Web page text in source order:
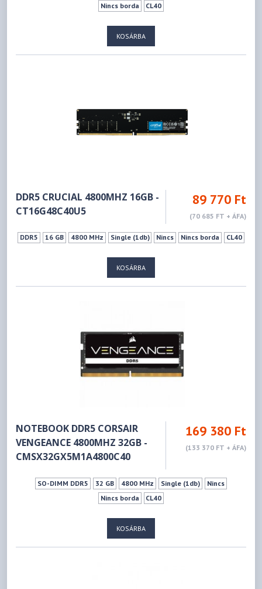
Nincs borda
CL40
KOSÁRBA
DDR5 CRUCIAL 4800MHZ 16GB -
CT16G48C40U5
89 770 Ft
(70 685 FT + ÁFA)
DDR5 16 GB 4800 MHz Single (1db) Nincs Nincs borda CL40
KOSÁRBA
NOTEBOOK DDR5 CORSAIR
VENGEANCE 4800MHZ 32GB -
CMSX32GX5M1A4800C40
169 380 Ft
(133 370 FT + ÁFA)
SO-DIMM DDR5 32 GB 4800 MHz Single (1db)
Nincs
Nincs borda
CL40
KOSÁRBA